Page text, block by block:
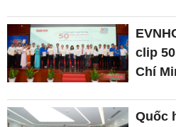
clip
Chí
Quốc